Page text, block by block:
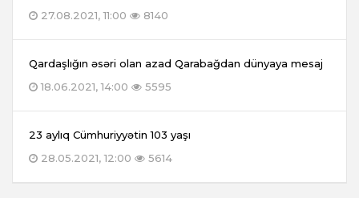
27.08.2021, 11:00
8140
Qardaşlığın əsəri olan azad Qarabağdan dünyaya mesaj
18.06.2021, 14:00
5595
23 aylıq Cümhuriyyətin 103 yaşı
28.05.2021, 12:00
5614